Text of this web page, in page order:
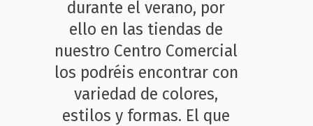
durante el verano, por
ello en las tiendas de
nuestro Centro Comercial
los podréis encontrar con
variedad de colores,
estilos y formas. El que